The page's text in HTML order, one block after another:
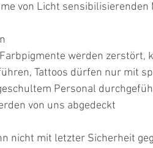
von Licht sensibilisierenden
werden zerstört,
Tattoos dürfen nur mit
Personal
von uns abgedeckt
nicht mit letzter Sicherheit